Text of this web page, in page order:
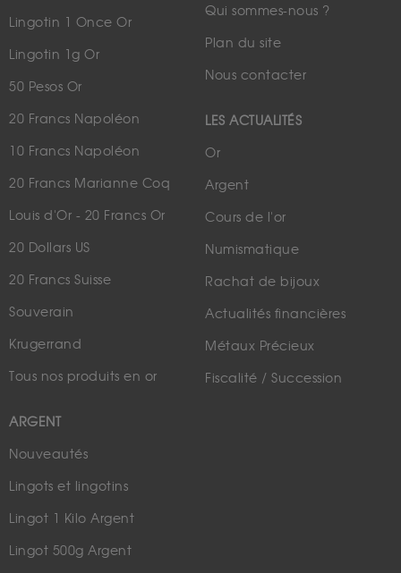
Lingotin 1 Once Or
Lingotin 1g Or
50 Pesos Or
20 Francs Napoléon
10 Francs Napoléon
20 Francs Marianne Coq
Louis d'Or - 20 Francs Or
20 Dollars US
20 Francs Suisse
Souverain
Krugerrand
Tous nos produits en or
ARGENT
Nouveautés
Lingots et lingotins
Lingot 1 Kilo Argent
Lingot 500g Argent
Qui sommes-nous ?
Plan du site
Nous contacter
LES ACTUALITÉS
Or
Argent
Cours de l'or
Numismatique
Rachat de bijoux
Actualités financières
Métaux Précieux
Fiscalité / Succession